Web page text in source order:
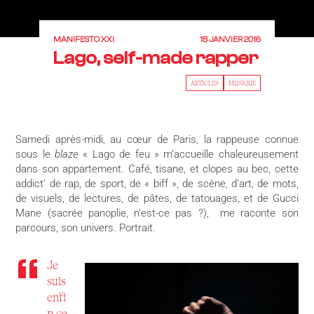
MANIFESTO XXI 18 JANVIER 2016
Lago, self-made rapper
ARTICLES MUSIQUE
Samedi après-midi, au cœur de Paris, la rappeuse connue
sous leblaze « Lago de feu » m’accueille chaleureusement
dans son appartement. Café, tisane, et clopes au bec, cette
addict’ de rap, de sport, de « biff », de scène, d’art, de mots,
de visuels, de lectures, de pâtes, de tatouages, et de Gucci
Mane (sacrée panoplie, n’est-ce pas ?), me raconte son
parcours, son univers. Portrait.
Je
suis
enfi